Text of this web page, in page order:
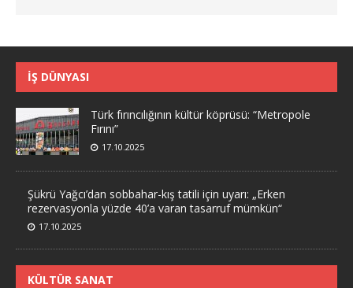
İŞ DÜNYASI
Türk fırıncılığının kültür köprüsü: “Metropole
Fırını”
17.10.2025
Şükrü Yağcı’dan sobbahar-kış tatili için uyarı: „Erken
rezervasyonla yüzde 40’a varan tasarruf mümkün“
17.10.2025
KÜLTÜR SANAT